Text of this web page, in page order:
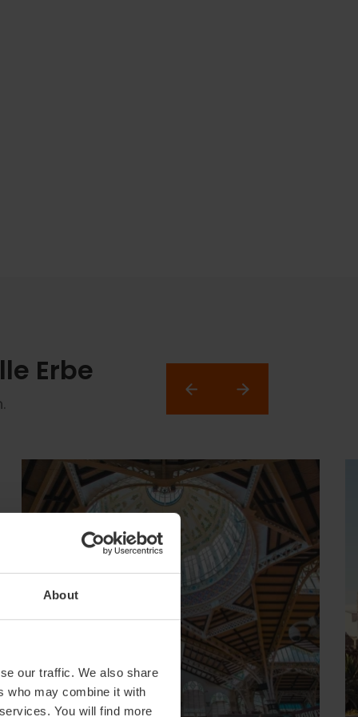
About
our traffic. We also share
who may combine it with
You will find more
Erbe